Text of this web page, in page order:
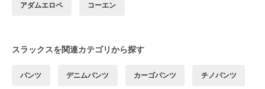
アダムエロペ コーエン
スラックスを関連カテゴリから探す
パンツ デニムパンツ カーゴパンツ チノパンツ